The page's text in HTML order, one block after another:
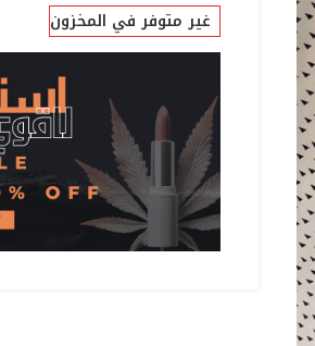
غير متوفر في المخزون